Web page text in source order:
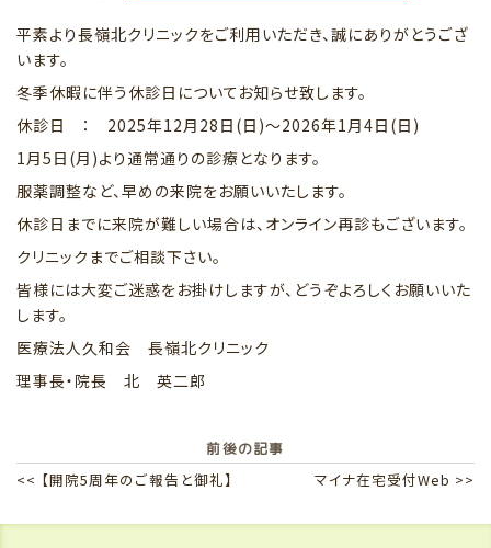
平素より長嶺北クリニックをご利用いただき、誠にありがとうござ
います。
冬季休暇に伴う休診日についてお知らせ致します。
休診日 ： 2025年12月28日(日)〜2026年1月4日(日)
1月5日(月)より通常通りの診療となります。
服薬調整など、早めの来院をお願いいたします。
休診日までに来院が難しい場合は、オンライン再診もございます。
クリニックまでご相談下さい。
皆様には大変ご迷惑をお掛けしますが、どうぞよろしくお願いいた
します。
医療法人久和会 長嶺北クリニック
理事長・院長 北 英二郎
前後の記事
<< 【開院5周年のご報告と御礼】 マイナ在宅受付Web >>